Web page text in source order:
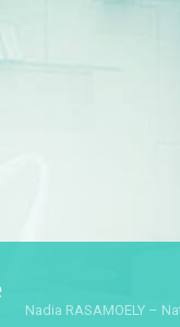
Nadia RASAMOELY –